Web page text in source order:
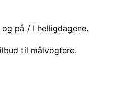
på / I helligdagene.
til målvogtere.